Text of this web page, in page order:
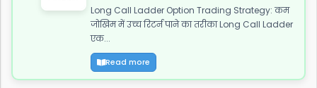
Long Call Ladder Option Trading Strategy: कम
जोखिम में उच्च रिटर्न पाने का तरीका Long Call Ladder
एक...
Read more